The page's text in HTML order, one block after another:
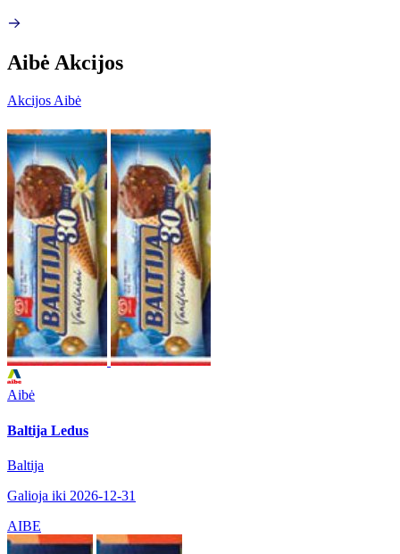
Aibė Akcijos
Akcijos Aibė
Aibė
Baltija Ledus
Baltija
Galioja iki 2026-12-31
AIBE